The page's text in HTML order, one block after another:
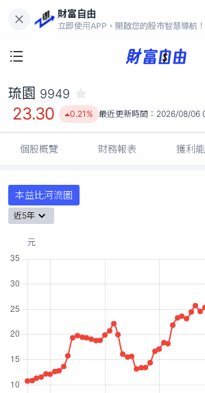
財富自由
立即使用APP，開啟您的股市智慧導航！
23.30
0.21%
琉園 9949
23.30 0.21% 最近更新時間： 2026/08/06
個股概覽 財務報表 獲利
本益比河流圖
近5年